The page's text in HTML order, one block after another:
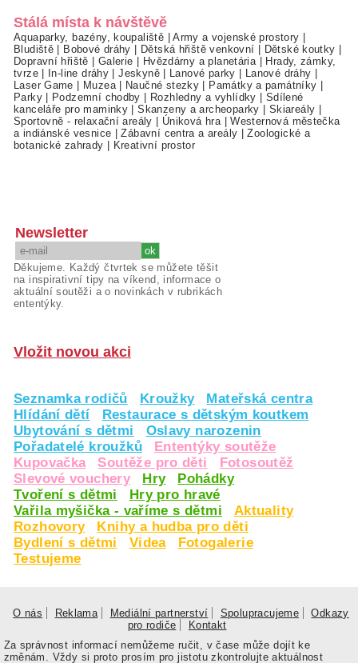
Stálá místa k návštěvě
Aquaparky, bazény, koupaliště |Army a vojenské prostory |
Bludiště | Bobové dráhy | Dětská hřiště venkovní | Dětské koutky |
Dopravní hřiště | Galerie | Hvězdárny a planetária | Hrady, zámky,
tvrze| In-line dráhy |Jeskyně| Lanové parky | Lanové dráhy |
Laser Game | Muzea| Naučné stezky | Památky a památníky |
Parky| Podzemní chodby | Rozhledny a vyhlídky | Sdílené
kanceláře pro maminky |Skanzeny a archeoparky | Skiareály |
Sportovně - relaxační areály | Úniková hra |Westernová městečka
a indiánské vesnice |Zábavní centra a areály |Zoologické a
botanické zahrady | Kreativní prostor
Newsletter
Děkujeme. Každý čtvrtek se můžete těšit
na inspirativní tipy na víkend, informace o
aktuální soutěži a o novinkách v rubrikách
ententýky.
Vložit novou akci
Seznamka rodičů Kroužky
Mateřská centra
Hlídání dětí
Restaurace s dětským koutkem
Ubytování s dětmi
Oslavy narozenin
Pořadatelé kroužků
Ententýky soutěže
Kupovačka
Soutěže pro děti
Fotosoutěž
Slevové vouchery
Hry
Pohádky
Tvoření s dětmi
Hry pro hravé
Vařila myšička - vaříme s dětmi
Aktuality
Rozhovory
Knihy a hudba pro děti
Bydlení s dětmi
Videa
Fotogalerie
Testujeme
O nás Reklama Mediální partnerství Spolupracujeme
Odkazy
pro rodiče
Kontakt
Za správnost informací nemůžeme ručit, v čase může dojít ke
změnám. Vždy si proto prosím pro jistotu zkontrolujte aktuálnost